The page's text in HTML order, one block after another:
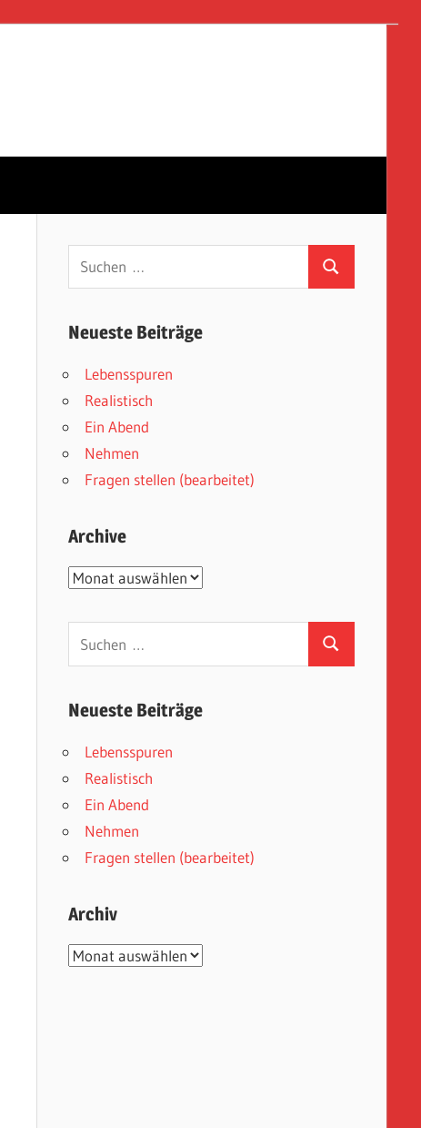
Suchen
nach:
Suchen
Neueste Beiträge
Lebensspuren
Realistisch
Ein Abend
Nehmen
Fragen stellen (bearbeitet)
Archive
Archive
Suchen
Neueste Beiträge
Lebensspuren
Realistisch
Ein Abend
Nehmen
Fragen stellen (bearbeitet)
Archiv
Archiv